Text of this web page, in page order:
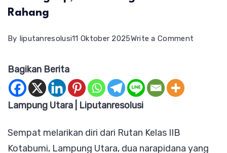
Rahang
By liputanresolusi11 Oktober 2025Write a Comment
Bagikan Berita
Lampung Utara | Liputanresolusi
Sempat melarikan diri dari Rutan Kelas IIB
Kotabumi, Lampung Utara, dua narapidana yang